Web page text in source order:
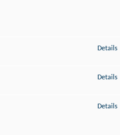
Details
Details
Details